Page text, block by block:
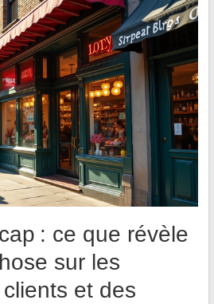
: ce que révèle
sur les
et des